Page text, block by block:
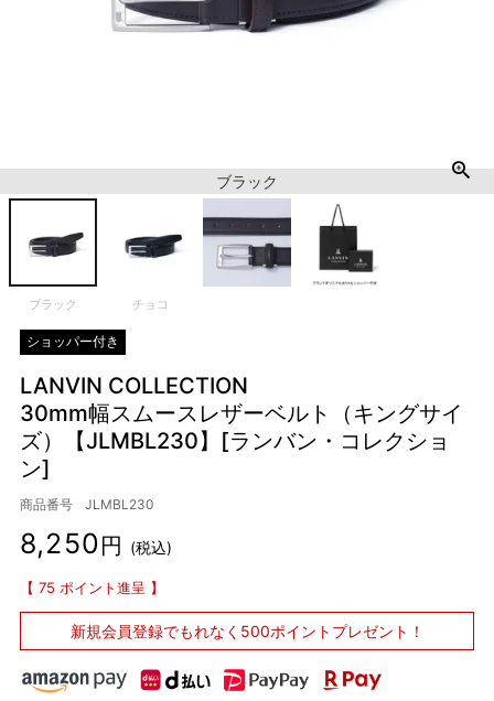
ブラック
ブラック チョコ
ショッパー付き
LANVIN COLLECTION
30mm幅スムースレザーベルト（キングサイ
ズ）【JLMBL230】[ランバン・コレクショ
ン]
商品番号 JLMBL230
8,250 税込
75 ポイント進呈
新規会員登録でもれなく500ポイントプレゼント！